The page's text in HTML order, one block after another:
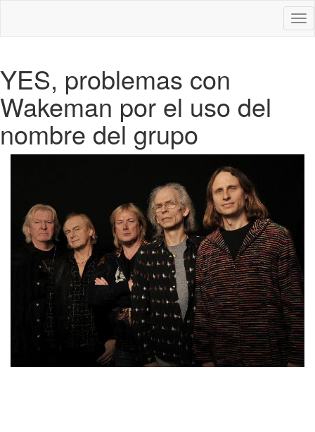
YES, problemas con
Wakeman por el uso del
nombre del grupo